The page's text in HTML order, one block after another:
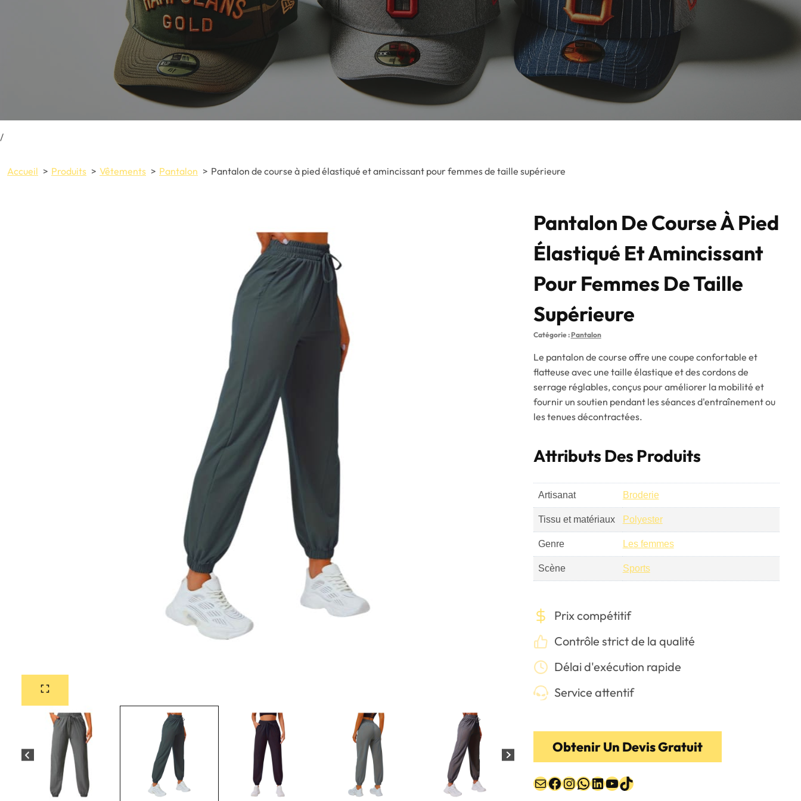
/
Accueil Produits Vêtements Pantalon Pantalon de course à pied élastiqué et amincissant pour femmes de taille supérieure
Pantalon De Course À Pied
Élastiqué Et Amincissant
Pour Femmes De Taille
Supérieure
Catégorie :Pantalon
Le pantalon de course offre une coupe confortable et
flatteuse avec une taille élastique et des cordons de
serrage réglables, conçus pour améliorer la mobilité et
fournir un soutien pendant les séances d'entraînement ou
les tenues décontractées.
Attributs Des Produits
Artisanat Broderie
Tissu et matériaux Polyester
Genre Les femmes
Scène Sports
Prix compétitif
Contrôle strict de la qualité
Délai d'exécution rapide
Service attentif
Obtenir Un Devis Gratuit
E-mailFacebook
Instagram
WhatsApp
LinkedIn
YouTube
TikTok